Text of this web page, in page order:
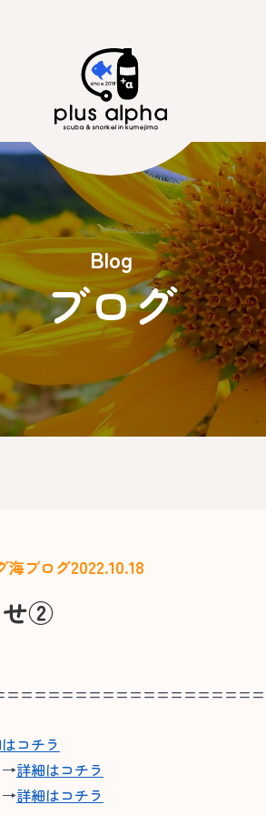
Blog
ブログ
海ブログ2022.10.18
せ②
コチラ
→詳細はコチラ
→詳細はコチラ